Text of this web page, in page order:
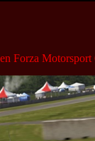
Forza Motorsport